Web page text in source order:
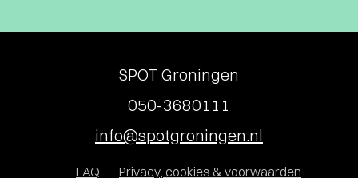
SPOT Groningen
050-3680111
info@spotgroningen.nl
FAQ Privacy, cookies & voorwaarden